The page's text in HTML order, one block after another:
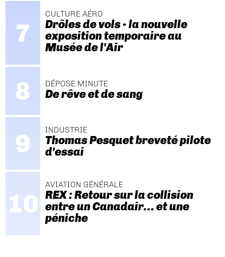
CULTURE AÉRO
Drôles de vols - la nouvelle
exposition temporaire au
Musée de l'Air
DÉPOSE MINUTE
De rêve et de sang
INDUSTRIE
Thomas Pesquet breveté pilote
d'essai
AVIATION GÉNÉRALE
REX : Retour sur la collision
entre un Canadair… et une
péniche